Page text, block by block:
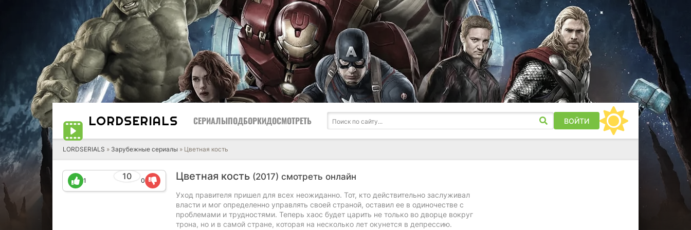
LORDSERIALS СЕРИАЛЫПОДБОРКИДОСМОТРЕТЬ ВОЙТИ
LORDSERIALS » Зарубежные сериалы » Цветная кость
Цветная кость (2017) смотреть онлайн
10
1 0
Уход правителя пришел для всех неожиданно. Тот, кто действительно заслуживал
власти и мог определенно управлять своей страной, оставил ее в одиночестве с
проблемами и трудностями. Теперь хаос будет царить не только во дворце вокруг
трона, но и в самой стране, которая на несколько лет окунется в депрессию.